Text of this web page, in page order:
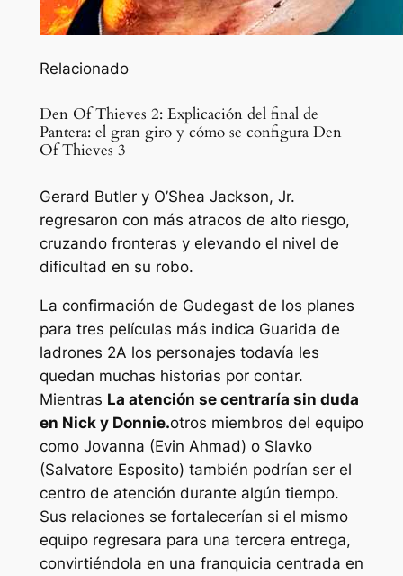
Relacionado
Den Of Thieves 2: Explicación del final de
Pantera: el gran giro y cómo se configura Den
Of Thieves 3
Gerard Butler y O’Shea Jackson, Jr.
regresaron con más atracos de alto riesgo,
cruzando fronteras y elevando el nivel de
dificultad en su robo.
La confirmación de Gudegast de los planes
para tres películas más indica Guarida de
ladrones 2A los personajes todavía les
quedan muchas historias por contar.
Mientras La atención se centraría sin duda
en Nick y Donnie.otros miembros del equipo
como Jovanna (Evin Ahmad) o Slavko
(Salvatore Esposito) también podrían ser el
centro de atención durante algún tiempo.
Sus relaciones se fortalecerían si el mismo
equipo regresara para una tercera entrega,
convirtiéndola en una franquicia centrada en